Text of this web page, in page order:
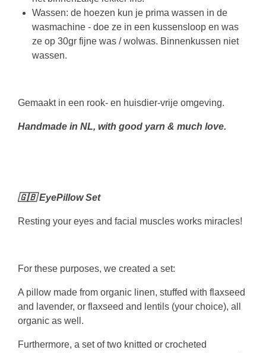
Wassen: de hoezen kun je prima wassen in de
wasmachine - doe ze in een kussensloop en was
ze op 30gr fijne was / wolwas. Binnenkussen niet
wassen.
Gemaakt in een rook- en huisdier-vrije omgeving.
Handmade in NL, with good yarn & much love.
🇬🇧 EyePillow Set
Resting your eyes and facial muscles works miracles!
For these purposes, we created a set:
A pillow made from organic linen, stuffed with flaxseed
and lavender, or flaxseed and lentils (your choice), all
organic as well.
Furthermore, a set of two knitted or crocheted